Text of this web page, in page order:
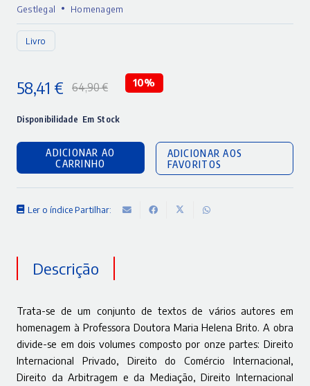
Gestlegal • Homenagem
Livro
64,90€
preço
original
era:
64,90 €.
58,41 €
preço
atual
é:
58,41 €.
10%
Disponibilidade Em Stock
ADICIONAR AO
CARRINHO
ADICIONAR AOS
FAVORITOS
Ler o índice Partilhar:
Descrição
Trata-se de um conjunto de textos de vários autores em
homenagem à Professora Doutora Maria Helena Brito. A obra
divide-se em dois volumes composto por onze partes: Direito
Internacional Privado, Direito do Comércio Internacional,
Direito da Arbitragem e da Mediação, Direito Internacional